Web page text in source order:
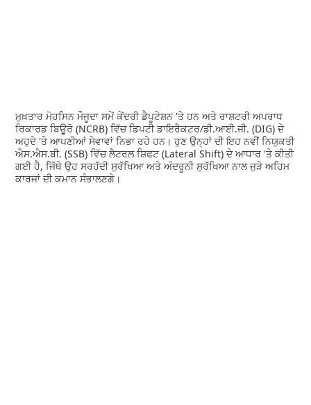
ਮੁਖ਼ਤਾਰ ਮੋਹਸਿਨ ਮੌਜੂਦਾ ਸਮੇਂ ਕੇਂਦਰੀ ਡੈਪੂਟੇਸ਼ਨ 'ਤੇ ਹਨ ਅਤੇ ਰਾਸ਼ਟਰੀ ਅਪਰਾਧ
ਰਿਕਾਰਡ ਬਿਊਰੋ (NCRB) ਵਿੱਚ ਡਿਪਟੀ ਡਾਇਰੈਕਟਰ/ਡੀ.ਆਈ.ਜੀ. (DIG) ਦੇ
ਅਹੁਦੇ 'ਤੇ ਆਪਣੀਆਂ ਸੇਵਾਵਾਂ ਨਿਭਾ ਰਹੇ ਹਨ। ਹੁਣ ਉਨ੍ਹਾਂ ਦੀ ਇਹ ਨਵੀਂ ਨਿਯੁਕਤੀ
ਐਸ.ਐਸ.ਬੀ. (SSB) ਵਿੱਚ ਲੈਟਰਲ ਸ਼ਿਫਟ (Lateral Shift) ਦੇ ਆਧਾਰ 'ਤੇ ਕੀਤੀ
ਗਈ ਹੈ, ਜਿੱਥੇ ਉਹ ਸਰਹੱਦੀ ਸੁਰੱਖਿਆ ਅਤੇ ਅੰਦਰੂਨੀ ਸੁਰੱਖਿਆ ਨਾਲ ਜੁੜੇ ਅਹਿਮ
ਕਾਰਜਾਂ ਦੀ ਕਮਾਨ ਸੰਭਾਲਣਗੇ।